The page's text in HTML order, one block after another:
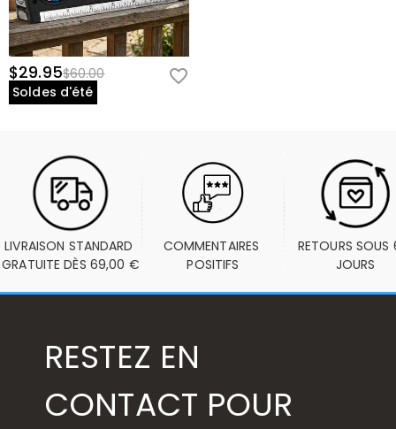
$29.95$60.00
Soldes d'été
LIVRAISON STANDARD
GRATUITE DÈS 69,00 €
COMMENTAIRES
POSITIFS
RETOURS SOUS
JOURS
RESTEZ EN
CONTACT POUR